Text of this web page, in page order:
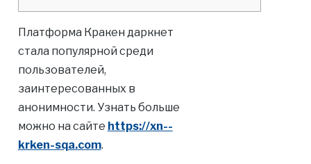
Платформа Кракен даркнет
стала популярной среди
пользователей,
заинтересованных в
анонимности. Узнать больше
можно на сайте https://xn--
krken-sqa.com.